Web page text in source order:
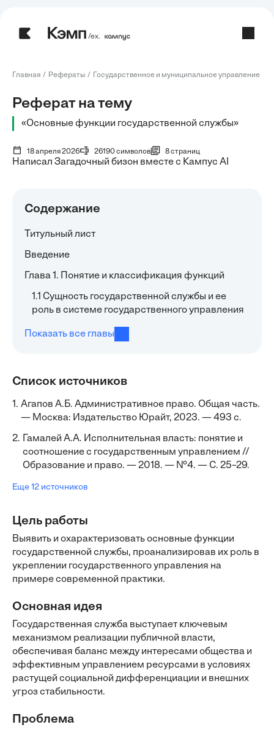
/ех.
Главная Рефераты Государственное и муниципальное управление
Реферат на тему
«Основные функции государственной службы»
18 апреля 2026 26190 символов 8 страниц
Написал Загадочный бизон вместе с Кампус AI
Содержание
Титульный лист
Введение
Глава 1. Понятие и классификация функций
1.1 Сущность государственной службы и ее
роль в системе государственного управления
Показать все главы
Список источников
1. Агапов А.Б. Административное право. Общая часть.
— Москва: Издательство Юрайт, 2023. — 493 с.
2.
Гамалей А.А. Исполнительная власть: понятие и
соотношение с государственным управлением //
Образование и право. — 2018. — №4. — С. 25–29.
Еще 12 источников
Цель работы
Выявить и охарактеризовать основные функции
государственной службы, проанализировав их роль в
укреплении государственного управления на
примере современной практики.
Основная идея
Государственная служба выступает ключевым
механизмом реализации публичной власти,
обеспечивая баланс между интересами общества и
эффективным управлением ресурсами в условиях
растущей социальной дифференциации и внешних
угроз стабильности.
Проблема